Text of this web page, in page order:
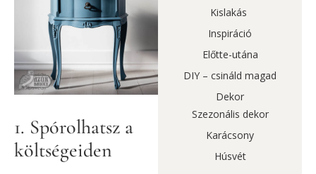
1. Spórolhatsz a
költségeiden
Kislakás
Inspiráció
Előtte-utána
DIY – csináld magad
Dekor
Szezonális dekor
Karácsony
Húsvét